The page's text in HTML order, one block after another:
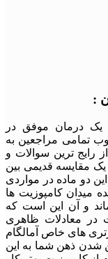
:
یک درمان موفق در
تمامی مراجعین به
رایج ترین سوالات و
مقایسه قدیمی بین
دو ماده در مواردی
میدان کامپوزیت ها
و آن این است که
در معادلات ظاهری
های خاص آمالگام
شدن ذهن شما به این